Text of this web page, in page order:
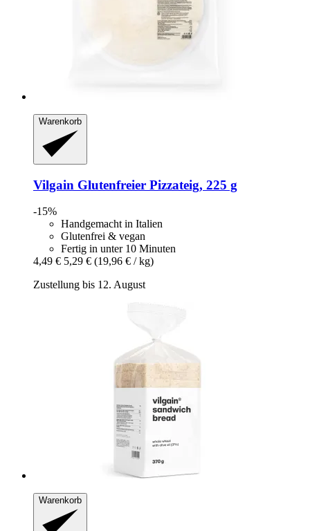
Warenkorb
Vilgain Glutenfreier Pizzateig, 225 g
-15%
Handgemacht in Italien
Glutenfrei & vegan
Fertig in unter 10 Minuten
4,49 € 5,29 € (19,96 € / kg)
Zustellung bis 12. August
Warenkorb